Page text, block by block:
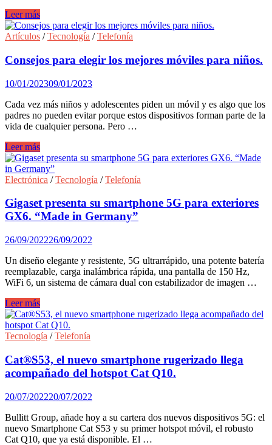
Cat®
S75,
el
teléfono
móvil
insignia
de
Bullit
que
se
en
el
MWC
2023.
Leer más
Artículos /Tecnología /Telefonía
Consejos para elegir los mejores móviles para niños.
10/01/202309/01/2023
Cada vez más niños y adolescentes piden un móvil y es algo que los
padres no pueden evitar porque estos dispositivos forman parte de la
vida de cualquier persona. Pero …
Consejos
para
elegir
los
móviles
para
niños.
Leer más
Electrónica /Tecnología /Telefonía
Gigaset presenta su smartphone 5G para exteriores
GX6. “Made in Germany”
26/09/202226/09/2022
Un diseño elegante y resistente, 5G ultrarrápido, una potente batería
reemplazable, carga inalámbrica rápida, una pantalla de 150 Hz,
WiFi 6, un sistema de cámara dual con estabilizador de imagen …
Gigaset
presenta
su
smartphone
para
exteriores
GX6.
in
Germany”
Leer más
Tecnología /Telefonía
Cat®S53, el nuevo smartphone rugerizado llega
acompañado del hotspot Cat Q10.
20/07/202220/07/2022
Bullitt Group, añade hoy a su cartera dos nuevos dispositivos 5G: el
nuevo Smartphone Cat S53 y su primer hotspot móvil, el robusto
Cat Q10, que ya está disponible. El …